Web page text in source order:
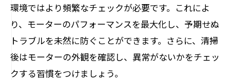
環境ではより頻繁なチェックが必要です。これによ
り、モーターのパフォーマンスを最大化し、予期せぬ
トラブルを未然に防ぐことができます。さらに、清掃
後はモーターの外観を確認し、異常がないかをチェッ
クする習慣をつけましょう。